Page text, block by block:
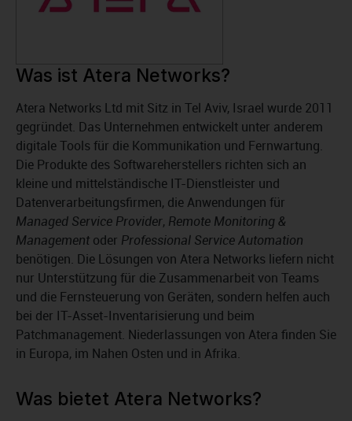
Was ist Atera Networks?
Atera Networks Ltd mit Sitz in Tel Aviv, Israel wurde 2011
gegründet. Das Unternehmen entwickelt unter anderem
digitale Tools für die Kommunikation und Fernwartung.
Die Produkte des Softwareherstellers richten sich an
kleine und mittelständische IT-Dienstleister und
Datenverarbeitungsfirmen, die Anwendungen für
Managed Service Provider, Remote Monitoring &
Management oder Professional Service Automation
benötigen. Die Lösungen von Atera Networks liefern nicht
nur Unterstützung für die Zusammenarbeit von Teams
und die Fernsteuerung von Geräten, sondern helfen auch
bei der IT-Asset-Inventarisierung und beim
Patchmanagement. Niederlassungen von Atera finden Sie
in Europa, im Nahen Osten und in Afrika.
Was bietet Atera Networks?